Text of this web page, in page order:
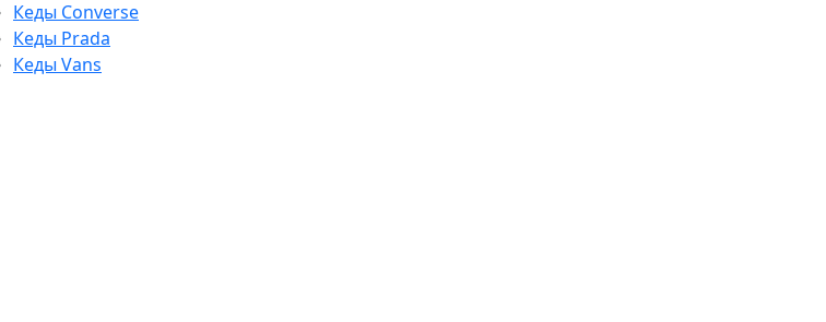
Кеды Converse
Кеды Prada
Кеды Vans